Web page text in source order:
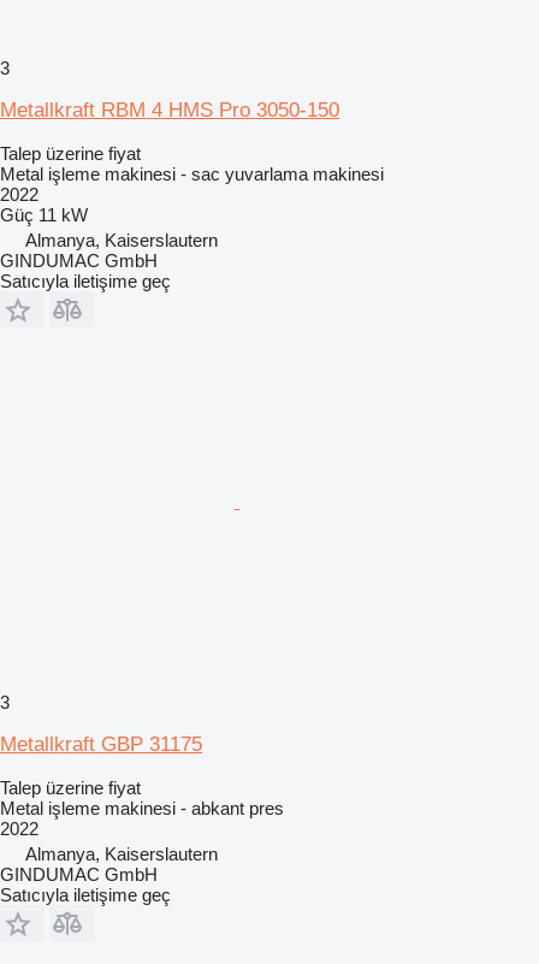
3
Metallkraft RBM 4 HMS Pro 3050-150
Talep üzerine fiyat
Metal işleme makinesi - sac yuvarlama makinesi
2022
Güç 11 kW
Almanya, Kaiserslautern
GINDUMAC GmbH
Satıcıyla iletişime geç
3
Metallkraft GBP 31175
Talep üzerine fiyat
Metal işleme makinesi - abkant pres
2022
Almanya, Kaiserslautern
GINDUMAC GmbH
Satıcıyla iletişime geç